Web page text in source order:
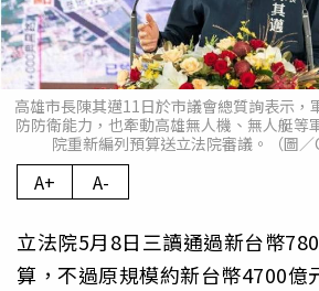
高雄市長陳其邁11日於市議會總質詢表示，
防防衛能力，也牽動高雄無人機、無人艇等
院重新編列預算送立法院審議。（圖／
A+ A-
立法院5月8日三讀通過新台幣
算，不過原規模約新台幣4700億